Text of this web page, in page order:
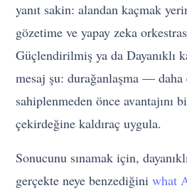
yanıt sakin: alandan kaçmak
gözetime ve yapay zeka
Güçlendirilmiş ya da Dayanıklı
mesaj şu: durağanlaşma —
sahiplenmeden önce avantajını
çekirdeğine kaldıraç uygula.
Sonucunu sınamak için,
gerçekte neye benzediğiniwhat